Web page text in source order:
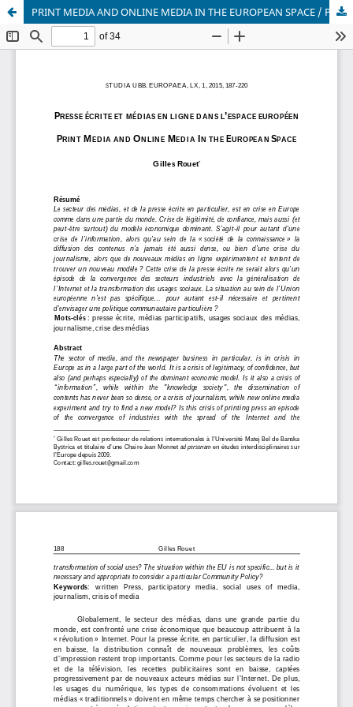
PRINT MEDIA AND ONLINE MEDIA IN THE EUROPEAN SPACE / PRESSE ECRITE ET MEDIAS EN LIGNE DANS L’ESPACE EUROPEEN